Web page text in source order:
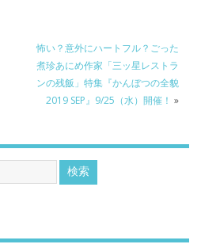
怖い？意外にハートフル？ごった
煮珍あにめ作家「三ッ星レストラ
ンの残飯」特集『かんぼつの全貌
2019 SEP』9/25（水）開催！ »